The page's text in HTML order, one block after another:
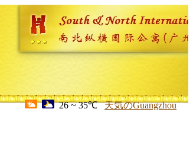
26 ~ 35℃ 天気のGuangzhou